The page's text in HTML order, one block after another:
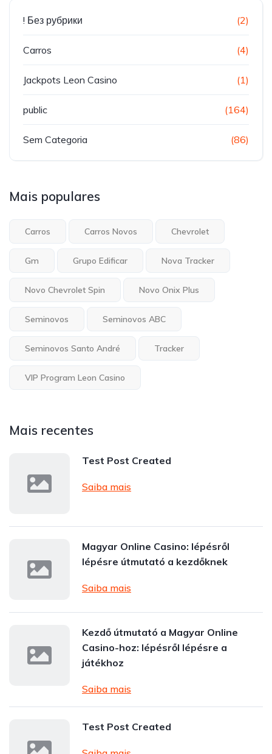
! Без рубрики (2)
Carros (4)
Jackpots Leon Casino (1)
public (164)
Sem Categoria (86)
Mais populares
Carros Carros Novos Chevrolet
Gm Grupo Edificar Nova Tracker
Novo Chevrolet Spin Novo Onix Plus
Seminovos Seminovos ABC
Seminovos Santo André Tracker
VIP Program Leon Casino
Mais recentes
Test Post Created
Saiba mais
Magyar Online Casino: lépésről
lépésre útmutató a kezdőknek
Saiba mais
Kezdő útmutató a Magyar Online
Casino-hoz: lépésről lépésre a
játékhoz
Saiba mais
Test Post Created